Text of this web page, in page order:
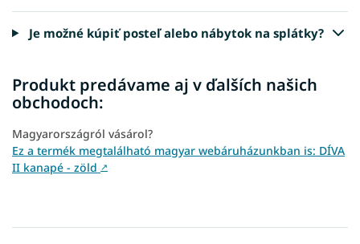
Je možné kúpiť posteľ alebo nábytok na splátky?
Produkt predávame aj v ďalších našich
obchodoch:
Magyarországról vásárol?
Ez a termék megtalálható magyar webáruházunkban is: DÍVA
II kanapé - zöld ↗